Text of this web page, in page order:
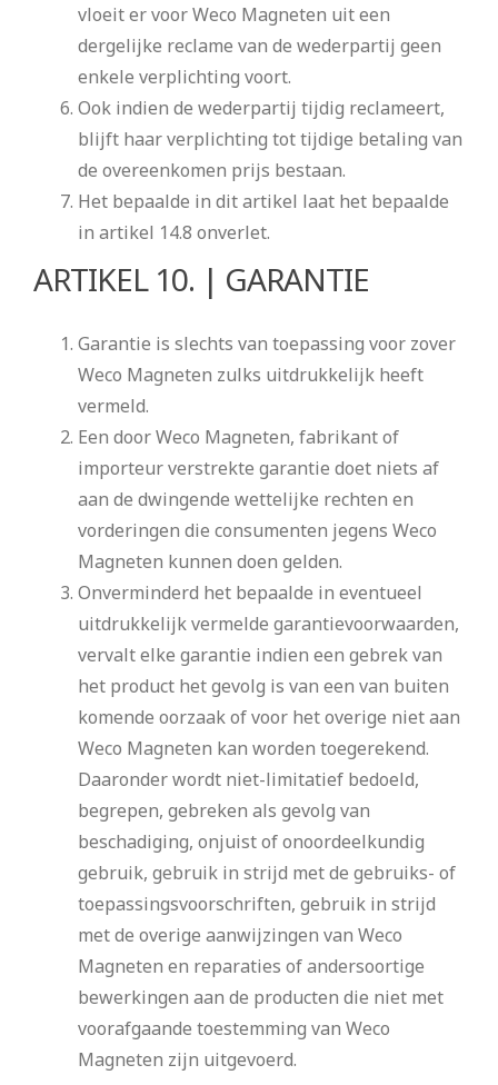
vloeit er voor Weco Magneten uit een
dergelijke reclame van de wederpartij geen
enkele verplichting voort.
Ook indien de wederpartij tijdig reclameert,
blijft haar verplichting tot tijdige betaling van
de overeenkomen prijs bestaan.
Het bepaalde in dit artikel laat het bepaalde
in artikel 14.8 onverlet.
ARTIKEL 10. | GARANTIE
Garantie is slechts van toepassing voor zover
Weco Magneten zulks uitdrukkelijk heeft
vermeld.
Een door Weco Magneten, fabrikant of
importeur verstrekte garantie doet niets af
aan de dwingende wettelijke rechten en
vorderingen die consumenten jegens Weco
Magneten kunnen doen gelden.
Onverminderd het bepaalde in eventueel
uitdrukkelijk vermelde garantievoorwaarden,
vervalt elke garantie indien een gebrek van
het product het gevolg is van een van buiten
komende oorzaak of voor het overige niet aan
Weco Magneten kan worden toegerekend.
Daaronder wordt niet-limitatief bedoeld,
begrepen, gebreken als gevolg van
beschadiging, onjuist of onoordeelkundig
gebruik, gebruik in strijd met de gebruiks- of
toepassingsvoorschriften, gebruik in strijd
met de overige aanwijzingen van Weco
Magneten en reparaties of andersoortige
bewerkingen aan de producten die niet met
voorafgaande toestemming van Weco
Magneten zijn uitgevoerd.